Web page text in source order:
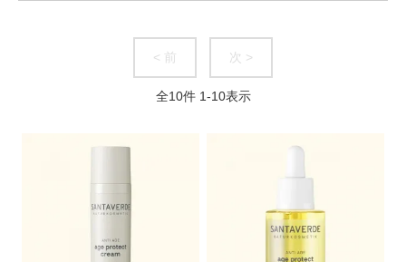
< 前 次 >
全10件 1-10表示